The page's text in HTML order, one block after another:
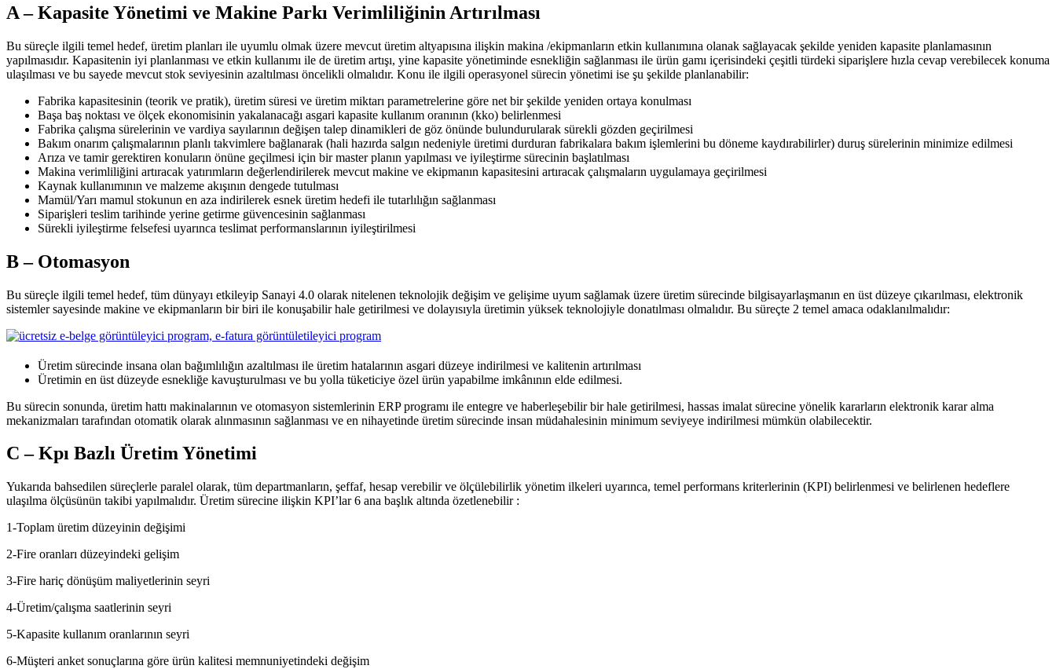
A – Kapasite Yönetimi ve Makine Parkı Verimliliğinin Artırılması
Bu süreçle ilgili temel hedef, üretim planları ile uyumlu olmak üzere mevcut üretim altyapısına ilişkin makina /ekipmanların etkin kullanımına olanak sağlayacak şekilde yeniden kapasite planlamasının
yapılmasıdır. Kapasitenin iyi planlanması ve etkin kullanımı ile de üretim artışı, yine kapasite yönetiminde esnekliğin sağlanması ile ürün gamı içerisindeki çeşitli türdeki siparişlere hızla cevap verebilecek konuma
ulaşılması ve bu sayede mevcut stok seviyesinin azaltılması öncelikli olmalıdır. Konu ile ilgili operasyonel sürecin yönetimi ise şu şekilde planlanabilir:
Fabrika kapasitesinin (teorik ve pratik), üretim süresi ve üretim miktarı parametrelerine göre net bir şekilde yeniden ortaya konulması
Başa baş noktası ve ölçek ekonomisinin yakalanacağı asgari kapasite kullanım oranının (kko) belirlenmesi
Fabrika çalışma sürelerinin ve vardiya sayılarının değişen talep dinamikleri de göz önünde bulundurularak sürekli gözden geçirilmesi
Bakım onarım çalışmalarının planlı takvimlere bağlanarak (hali hazırda salgın nedeniyle üretimi durduran fabrikalara bakım işlemlerini bu döneme kaydırabilirler) duruş sürelerinin minimize edilmesi
Arıza ve tamir gerektiren konuların önüne geçilmesi için bir master planın yapılması ve iyileştirme sürecinin başlatılması
Makina verimliliğini artıracak yatırımların değerlendirilerek mevcut makine ve ekipmanın kapasitesini artıracak çalışmaların uygulamaya geçirilmesi
Kaynak kullanımının ve malzeme akışının dengede tutulması
Mamül/Yarı mamul stokunun en aza indirilerek esnek üretim hedefi ile tutarlılığın sağlanması
Siparişleri teslim tarihinde yerine getirme güvencesinin sağlanması
Sürekli iyileştirme felsefesi uyarınca teslimat performanslarının iyileştirilmesi
B – Otomasyon
Bu süreçle ilgili temel hedef, tüm dünyayı etkileyip Sanayi 4.0 olarak nitelenen teknolojik değişim ve gelişime uyum sağlamak üzere üretim sürecinde bilgisayarlaşmanın en üst düzeye çıkarılması, elektronik
sistemler sayesinde makine ve ekipmanların bir biri ile konuşabilir hale getirilmesi ve dolayısıyla üretimin yüksek teknolojiyle donatılması olmalıdır. Bu süreçte 2 temel amaca odaklanılmalıdır:
Üretim sürecinde insana olan bağımlılığın azaltılması ile üretim hatalarının asgari düzeye indirilmesi ve kalitenin artırılması
Üretimin en üst düzeyde esnekliğe kavuşturulması ve bu yolla tüketiciye özel ürün yapabilme imkânının elde edilmesi.
Bu sürecin sonunda, üretim hattı makinalarının ve otomasyon sistemlerinin ERP programı ile entegre ve haberleşebilir bir hale getirilmesi, hassas imalat sürecine yönelik kararların elektronik karar alma
mekanizmaları tarafından otomatik olarak alınmasının sağlanması ve en nihayetinde üretim sürecinde insan müdahalesinin minimum seviyeye indirilmesi mümkün olabilecektir.
C – Kpı Bazlı Üretim Yönetimi
Yukarıda bahsedilen süreçlerle paralel olarak, tüm departmanların, şeffaf, hesap verebilir ve ölçülebilirlik yönetim ilkeleri uyarınca, temel performans kriterlerinin (KPI) belirlenmesi ve belirlenen hedeflere
ulaşılma ölçüsünün takibi yapılmalıdır. Üretim sürecine ilişkin KPI’lar 6 ana başlık altında özetlenebilir :
1-Toplam üretim düzeyinin değişimi
2-Fire oranları düzeyindeki gelişim
3-Fire hariç dönüşüm maliyetlerinin seyri
4-Üretim/çalışma saatlerinin seyri
5-Kapasite kullanım oranlarının seyri
6-Müşteri anket sonuçlarına göre ürün kalitesi memnuniyetindeki değişim